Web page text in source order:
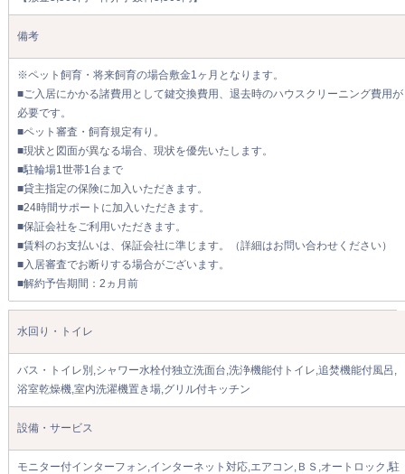
備考
※ペット飼育・将来飼育の場合敷金1ヶ月となります。
■ご入居にかかる諸費用として鍵交換費用、退去時のハウスクリーニング費用が
必要です。
■ペット審査・飼育規定有り。
■現状と図面が異なる場合、現状を優先いたします。
■駐輪場1世帯1台まで
■貸主指定の保険に加入いただきます。
■24時間サポートに加入いただきます。
■保証会社をご利用いただきます。
■賃料のお支払いは、保証会社に準じます。（詳細はお問い合わせください）
■入居審査でお断りする場合がございます。
■解約予告期間：2ヵ月前
水回り・トイレ
バス・トイレ別,シャワー水栓付独立洗面台,洗浄機能付トイレ,追焚機能付風呂,
浴室乾燥機,室内洗濯機置き場,グリル付キッチン
設備・サービス
モニター付インターフォン,インターネット対応,エアコン,ＢＳ,オートロック,駐